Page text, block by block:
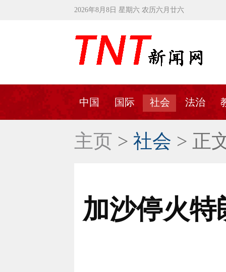
2026年8月8日 星期六 农历六月廿六
中国 国际 社会 法治
主页 > 社会 > 正
加沙停火